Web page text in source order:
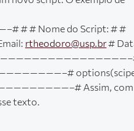
# Nome do Script: # #
rtheodoro@usp.br#
Assim, com
texto.